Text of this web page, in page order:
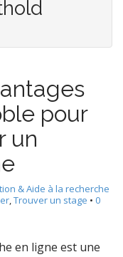
pour
un
& Aide à la recherche
,Trouver un stage • 0
en ligne est une